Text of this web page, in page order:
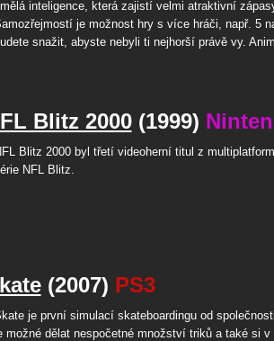
inteligence, která zajistí velmi atraktivní
je možnost hry s více hráči, např. 5
snažit, abyste nebyli ti nejhorší právě vy.
Blitz 2000(1999)
Blitz 2000 byl třetí videoherní titul z
NFL Blitz.
(2007) PS3
je první simulací skateboardingu od
možné dělat nespočetné množství triků a také si v